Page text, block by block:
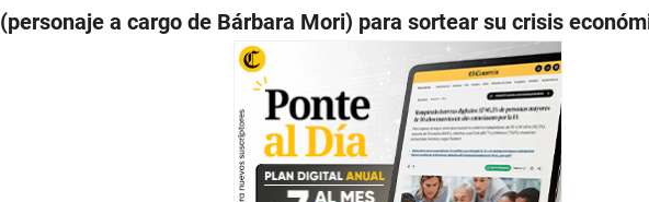
(personaje a cargo de Bárbara Mori) para sortear su crisis